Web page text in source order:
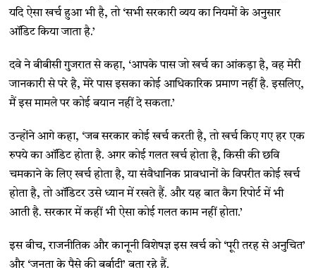
यदि ऐसा खर्च हुआ भी है, तो ‘सभी सरकारी व्यय का नियमों के अनुसार
ऑडिट किया जाता है.’
दवे ने बीबीसी गुजरात से कहा, ‘आपके पास जो खर्च का आंकड़ा है, वह मेरी
जानकारी से परे है, मेरे पास इसका कोई आधिकारिक प्रमाण नहीं है. इसलिए,
मैं इस मामले पर कोई बयान नहीं दे सकता.’
उन्होंने आगे कहा, ‘जब सरकार कोई खर्च करती है, तो खर्च किए गए हर एक
रुपये का ऑडिट होता है. अगर कोई गलत खर्च होता है, किसी की छवि
चमकाने के लिए खर्च होता है, या संवैधानिक प्रावधानों के विपरीत कोई खर्च
होता है, तो ऑडिटर उसे ध्यान में रखते हैं. और यह बात कैग रिपोर्ट में भी
आती है. सरकार में कहीं भी ऐसा कोई गलत काम नहीं होता.’
इस बीच, राजनीतिक और कानूनी विशेषज्ञ इस खर्च को ‘पूरी तरह से अनुचित’
और ‘जनता के पैसे की बर्बादी’ बता रहे हैं.